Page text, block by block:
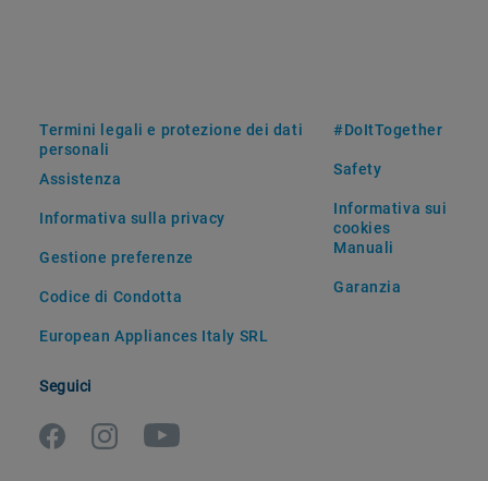
Termini legali e protezione dei dati
personali
Assistenza
Informativa sulla privacy
Gestione preferenze
Codice di Condotta
European Appliances Italy SRL
#DoItTogether
Safety
Informativa sui
cookies
Manuali
Garanzia
Seguici